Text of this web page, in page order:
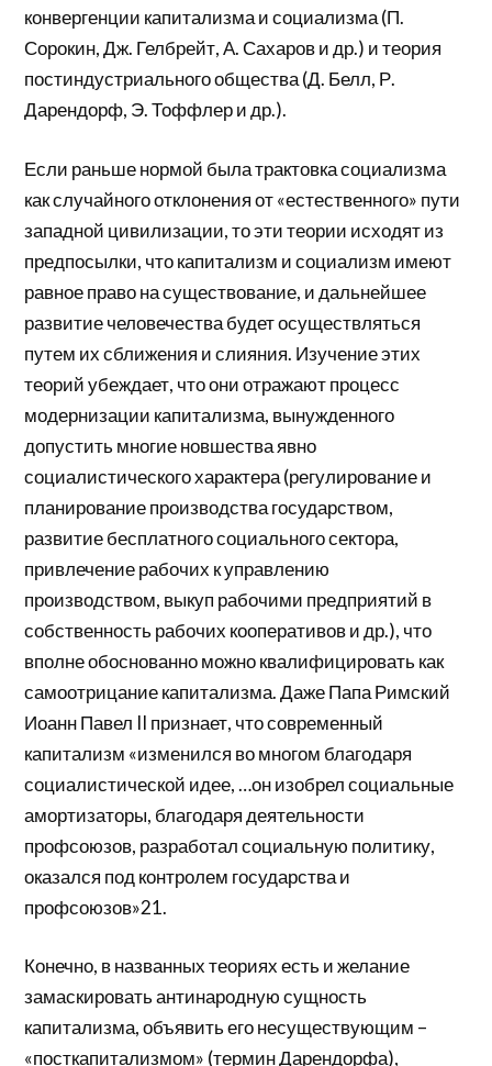
конвергенции капитализма и социализма (П.
Сорокин, Дж. Гелбрейт, А. Сахаров и др.) и теория
постиндустриального общества (Д. Белл, Р.
Дарендорф, Э. Тоффлер и др.).
Если раньше нормой была трактовка социализма
как случайного отклонения от «естественного» пути
западной цивилизации, то эти теории исходят из
предпосылки, что капитализм и социализм имеют
равное право на существование, и дальнейшее
развитие человечества будет осуществляться
путем их сближения и слияния. Изучение этих
теорий убеждает, что они отражают процесс
модернизации капитализма, вынужденного
допустить многие новшества явно
социалистического характера (регулирование и
планирование производства государством,
развитие бесплатного социального сектора,
привлечение рабочих к управлению
производством, выкуп рабочими предприятий в
собственность рабочих кооперативов и др.), что
вполне обоснованно можно квалифицировать как
самоотрицание капитализма. Даже Папа Римский
Иоанн Павел II признает, что современный
капитализм «изменился во многом благодаря
социалистической идее, …он изобрел социальные
амортизаторы, благодаря деятельности
профсоюзов, разработал социальную политику,
оказался под контролем государства и
профсоюзов»21.
Конечно, в названных теориях есть и желание
замаскировать антинародную сущность
капитализма, объявить его несуществующим –
«посткапитализмом» (термин Дарендорфа),